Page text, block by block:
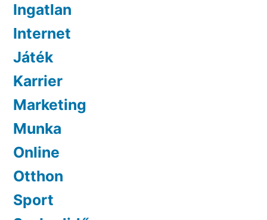
Ingatlan
Internet
Játék
Karrier
Marketing
Munka
Online
Otthon
Sport